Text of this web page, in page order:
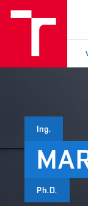
Ing.
Ph.D.